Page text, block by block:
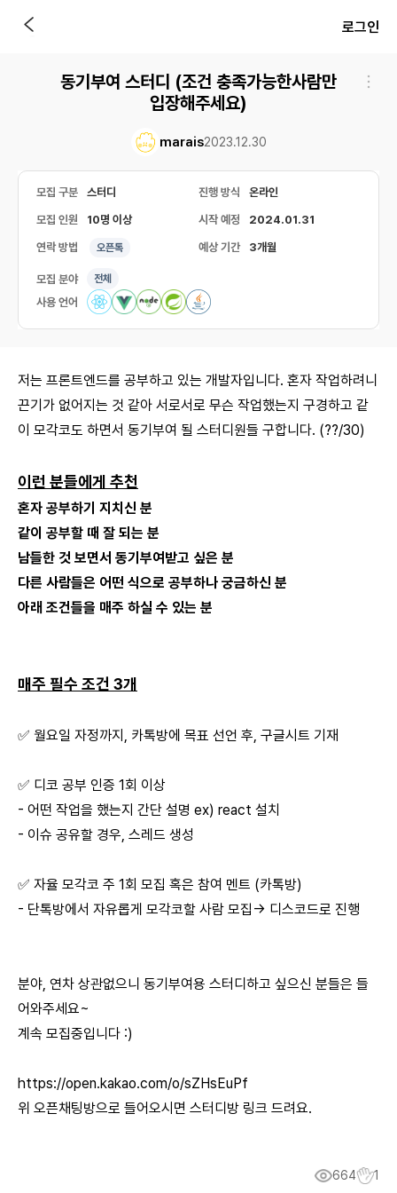
로그인
동기부여 스터디 (조건 충족가능한사람만
입장해주세요)
marais2023.12.30
모집 구분 스터디 진행 방식 온라인
모집 인원 10명 이상 시작 예정 2024.01.31
연락 방법 오픈톡 예상 기간 3개월
모집 분야 전체
사용 언어
저는 프론트엔드를 공부하고 있는 개발자입니다. 혼자 작업하려니
끈기가 없어지는 것 같아 서로서로 무슨 작업했는지 구경하고 같
이 모각코도 하면서 동기부여 될 스터디원들 구합니다. (??/30)
이런 분들에게 추천
혼자 공부하기 지치신 분
같이 공부할 때 잘 되는 분
남들한 것 보면서 동기부여받고 싶은 분
다른 사람들은 어떤 식으로 공부하나 궁금하신 분
아래 조건들을 매주 하실 수 있는 분
매주 필수 조건 3개
✅ 월요일 자정까지, 카톡방에 목표 선언 후, 구글시트 기재
✅ 디코 공부 인증 1회 이상
- 어떤 작업을 했는지 간단 설명 ex) react 설치
- 이슈 공유할 경우, 스레드 생성
✅ 자율 모각코 주 1회 모집 혹은 참여 멘트 (카톡방)
- 단톡방에서 자유롭게 모각코할 사람 모집-> 디스코드로 진행
분야, 연차 상관없으니 동기부여용 스터디하고 싶으신 분들은 들
어와주세요~
계속 모집중입니다 :)
https://open.kakao.com/o/sZHsEuPf
위 오픈채팅방으로 들어오시면 스터디방 링크 드려요.
664 1